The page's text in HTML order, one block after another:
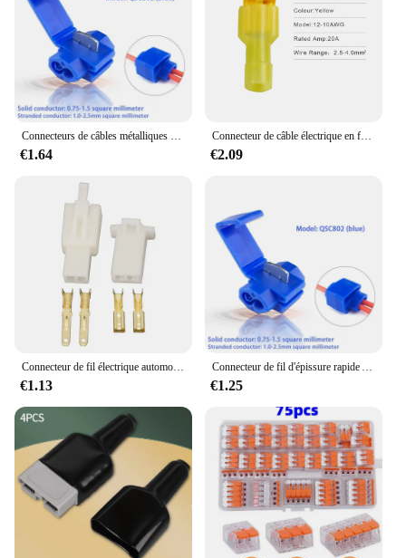
Connecteurs de câbles métalliques Scotch Lock, bornes d'épissure rapide électriques à sertir Non destructifs sans rupture de ligne AWG 22-18, 10 à 50 pièces
€1.64
Connecteur de câble électrique en forme de T, 40 pièces (20 ensembles), verrouillage à épissure rapide, Terminal de fil à sertir, connecteurs de fil électrique
€2.09
Connecteur de fil électrique automobile 2/3/4/6/9 broches, série 2.8mm, Kits de prise de Terminal de câble mâle femelle, moto, vélo électrique, voiture DJ7021A
€1.13
Connecteur de fil d'épissure rapide AWG22-18, sans rupture de câble, sertissage isolé, bornes électriques à épissure rapide, 10/30/50 pièces
€1.25